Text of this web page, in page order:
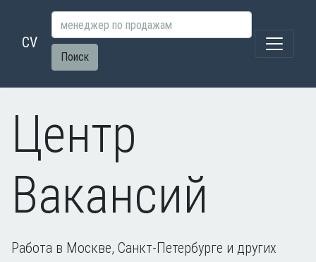
CV
Поиск
Центр
Вакансий
Работа в Москве, Санкт-Петербурге и других